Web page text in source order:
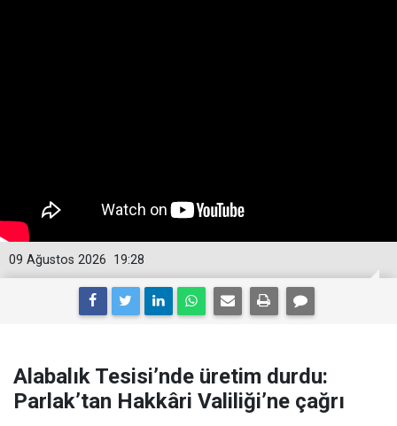
19:28
09 Ağustos 2026
Alabalık Tesisi’nde üretim durdu:
Parlak’tan Hakkâri Valiliği’ne çağrı